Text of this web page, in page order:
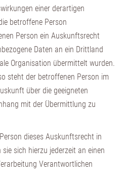
einer derartigen
betroffene Person
Person ein Auskunftsrecht
Daten an ein Drittland
Organisation übermittelt wurden.
steht der betroffenen Person im
über die geeigneten
mit der Übermittlung zu
dieses Auskunftsrecht in
sich hierzu jederzeit an einen
Verantwortlichen